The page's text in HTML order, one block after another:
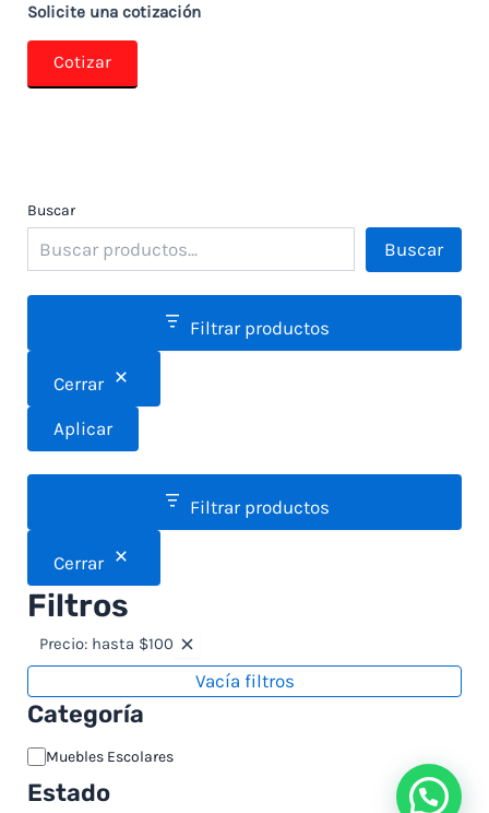
Buscar
Buscar
Filtrar productos
Cerrar
Aplicar
Filtrar productos
Cerrar
Filtros
Precio: hasta $100
Vacía filtros
Categoría
Muebles Escolares
Estado
Valorado
0
Solicite una cotización
Cotizar